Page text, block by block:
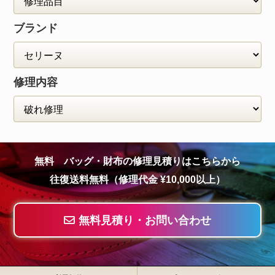
ブランド
修理内容
無料 バッグ・財布の修理見積りはこちらから
往復送料無料（修理代金 ¥10,000以上）
無料見積り・お問い合わせ